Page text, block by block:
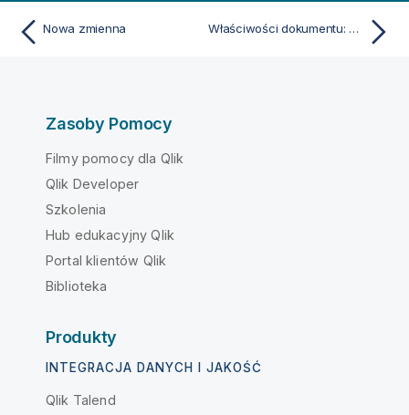
Nowa zmienna Właściwości dokumentu: Wyzwalacze
Zasoby Pomocy
Filmy pomocy dla Qlik
Qlik Developer
Szkolenia
Hub edukacyjny Qlik
Portal klientów Qlik
Biblioteka
Produkty
INTEGRACJA DANYCH I JAKOŚĆ
Qlik Talend